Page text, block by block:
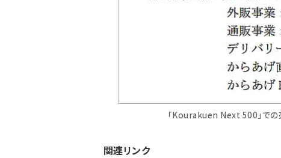
「Kourakuen Next 500」での
関連リンク